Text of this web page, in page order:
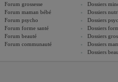
Forum grossesse
Forum maman bébé
Forum psycho
Forum forme santé
Forum beauté
Forum communauté
Dossiers
Dossiers
Dossiers
Dossiers
Dossiers
Dossiers
Dossiers